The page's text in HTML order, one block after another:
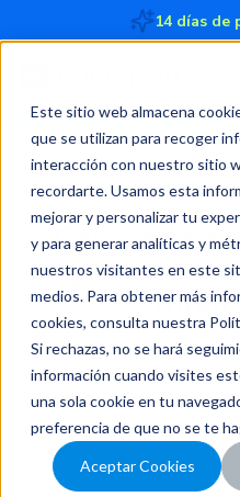
Este sitio web almacena
que se utilizan para recoger
interacción con nuestro sitio
recordarte. Usamos esta
mejorar y personalizar tu
y para generar analíticas y
nuestros visitantes en este
medios. Para obtener más
cookies, consulta nuestra
Si rechazas, no se hará
información cuando visites
una sola cookie en tu
preferencia de que no se te
Aceptar Cookies
14 días de
Conocé la
gestionar
2025-10-01 21:13:33